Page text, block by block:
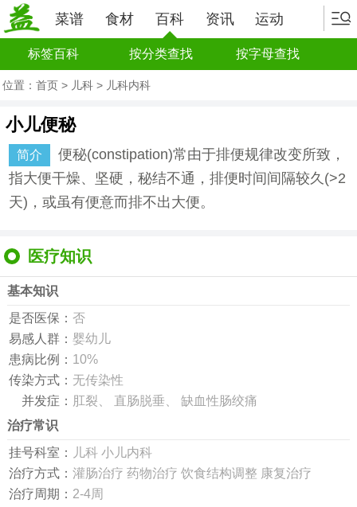
菜谱 食材 百科 资讯 运动
标签百科 按分类查找 按字母查找
位置： 首页 > 儿科 > 儿科内科
小儿便秘
简介
便秘(constipation)常由于排便规律改变所致，
指大便干燥、坚硬，秘结不通，排便时间间隔较久(>2
天)，或虽有便意而排不出大便。
医疗知识
基本知识
是否医保： 否
易感人群： 婴幼儿
患病比例： 10%
传染方式： 无传染性
并发症： 肛裂、 直肠脱垂、 缺血性肠绞痛
治疗常识
挂号科室：
儿科 小儿内科
治疗方式： 灌肠治疗 药物治疗 饮食结构调整 康复治疗
治疗周期： 2-4周